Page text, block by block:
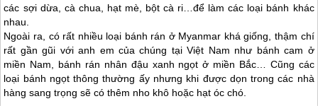
các sợi dừa, cà chua, hạt mè, bột cà ri…để làm các loại bánh khác
nhau.
Ngoài ra, có rất nhiều loại bánh rán ở Myanmar khá giống, thậm chí
rất gần gũi với anh em của chúng tại Việt Nam như bánh cam ở
miền Nam, bánh rán nhân đậu xanh ngọt ở miền Bắc… Cũng các
loại bánh ngọt thông thường ấy nhưng khi được dọn trong các nhà
hàng sang trọng sẽ có thêm nho khô hoặc hạt óc chó.